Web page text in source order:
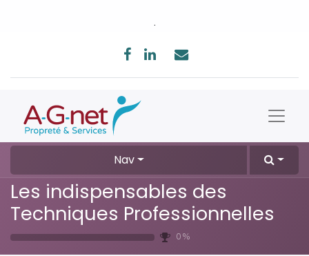
Nav
Les indispensables des
Techniques Professionnelles
0 %